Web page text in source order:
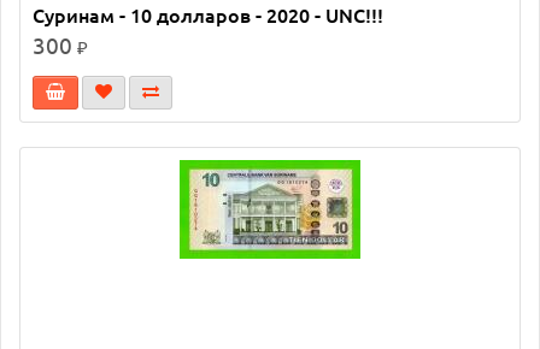
Суринам - 10 долларов - 2020 - UNC!!!
300 ₽